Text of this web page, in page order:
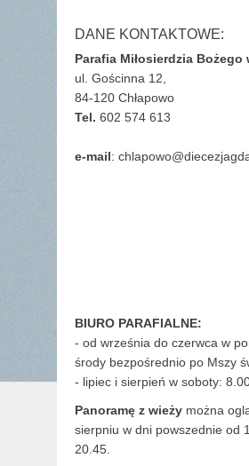
DANE KONTAKTOWE:
Parafia Miłosierdzia Bożego
ul. Gościnna 12,
84-120 Chłapowo
Tel. 602 574 613
e-mail:
BIURO PARAFIALNE:
- od września do czerwca w
środy bezpośrednio po Mszy
- lipiec i sierpień w soboty:
Panoramę z wieży można
sierpniu w dni powszednie od
20.45.